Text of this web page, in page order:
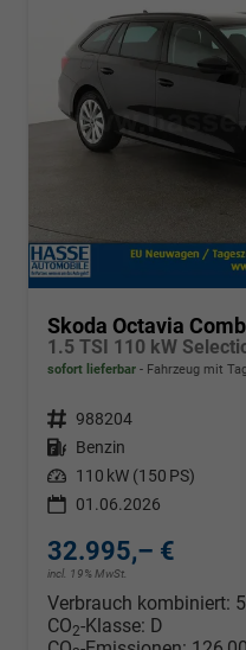
Skoda Octavia
sofort lieferbar Fahrzeug mit
Fahrzeugnr. 988204
Kraftstoff Benzin
Leistung 110 kW (150 PS)
01.06.2026
32.995,– €
incl. 19% MwSt.
Verbrauch kombiniert:
CO2-Klasse: D